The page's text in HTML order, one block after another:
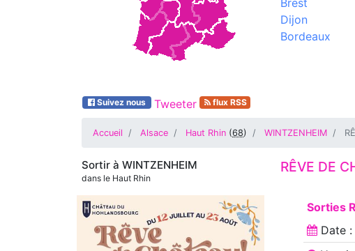
Brest
Dijon
Bordeaux
Suivez nous Tweeter flux RSS
Accueil Alsace Haut Rhin (68) WINTZENHEIM
Sortir à WINTZENHEIM
dans le Haut Rhin
RÊVE DE
Sorties
Date :